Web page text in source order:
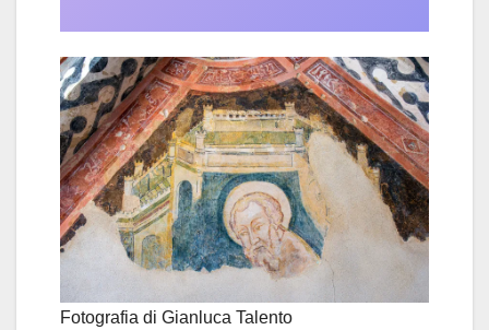
Fotografia di Gianluca Talento